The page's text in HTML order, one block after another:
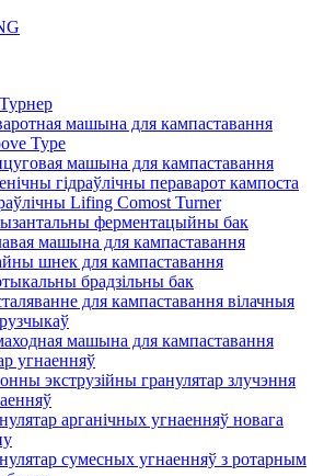
машына для кампаставання
Type
машына для кампаставання
гідраўлічны пераварот кампоста
Lifing Comost Turner
ферментацыйны бак
машына для кампаставання
шнек для кампаставання
брадзільны бак
для кампаставання вілачныя
машына для кампаставання
угнаенняў
экструзійны гранулятар злучэння
арганічных угнаенняў новага
сумесных угнаенняў з ротарным